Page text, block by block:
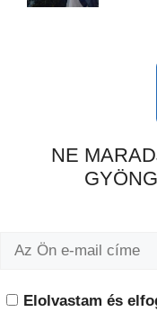
NE
Elolvastam és